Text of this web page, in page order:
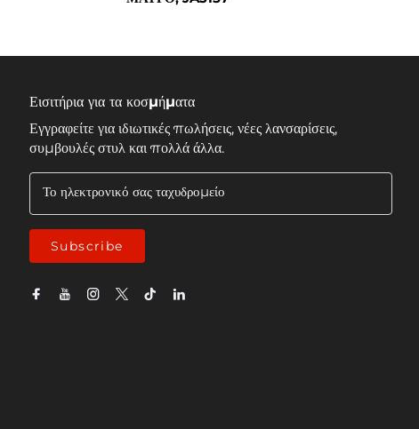
Εισιτήρια για τα κοσμήματα
Εγγραφείτε για ιδιωτικές πωλήσεις, νέες λανσαρίσεις,
συμβουλές στυλ και πολλά άλλα.
Το ηλεκτρονικό σας ταχυδρομείο
Subscribe